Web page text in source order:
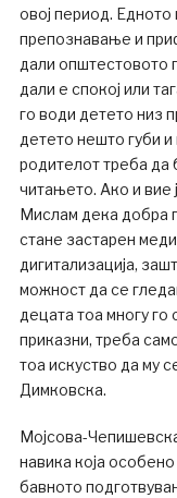
овој период.
препознавање и
дали општестовото
дали е спокој или
го води детето низ
детето нешто губи
родителот треба да
читањето. Ако и вие
Мислам дека добра
стане застарен
дигитализација,
можност да се
децата тоа многу го
приказни, треба
тоа искуство да му
Димковска.
Мојсова-
навика која
бавното